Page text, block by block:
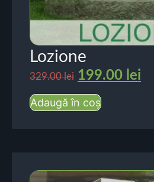
Lozione
329.00lei 199.00 lei
Adaugă în coș